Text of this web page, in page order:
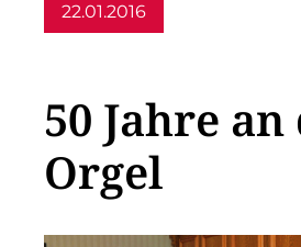
22.01.2016
50 Jahre
Orgel